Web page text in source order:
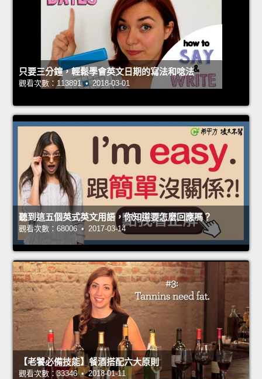
只要三分鐘，輕鬆學會英文日期的寫法和唸法
觀看次數：113891 • 2018-03-01
聽到這五個英式英文用語，你知道要怎麼回應嗎？
觀看次數：68006 • 2017-03-14
【老饕必備技能】餐酒搭配六大原則
觀看次數：33346 • 2018-01-11